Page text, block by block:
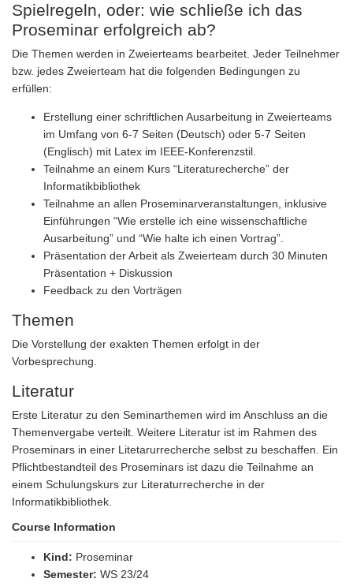
Spielregeln, oder: wie schließe ich das
Proseminar erfolgreich ab?
Die Themen werden in Zweierteams bearbeitet. Jeder Teilnehmer
bzw. jedes Zweierteam hat die folgenden Bedingungen zu
erfüllen:
Erstellung einer schriftlichen Ausarbeitung in Zweierteams
im Umfang von 6-7 Seiten (Deutsch) oder 5-7 Seiten
(Englisch) mit Latex im IEEE-Konferenzstil.
Teilnahme an einem Kurs “Literaturecherche” der
Informatikbibliothek
Teilnahme an allen Proseminarveranstaltungen, inklusive
Einführungen “Wie erstelle ich eine wissenschaftliche
Ausarbeitung” und “Wie halte ich einen Vortrag”.
Präsentation der Arbeit als Zweierteam durch 30 Minuten
Präsentation + Diskussion
Feedback zu den Vorträgen
Themen
Die Vorstellung der exakten Themen erfolgt in der
Vorbesprechung.
Literatur
Erste Literatur zu den Seminarthemen wird im Anschluss an die
Themenvergabe verteilt. Weitere Literatur ist im Rahmen des
Proseminars in einer Litetarurrecherche selbst zu beschaffen. Ein
Pflichtbestandteil des Proseminars ist dazu die Teilnahme an
einem Schulungskurs zur Literaturrecherche in der
Informatikbibliothek.
Course Information
Kind: Proseminar
Semester: WS 23/24